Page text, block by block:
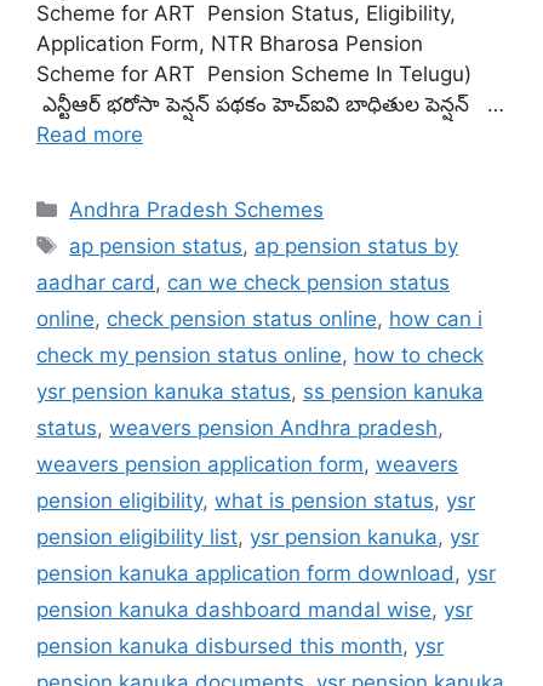
Scheme for ART Pension Status, Eligibility,
Application Form, NTR Bharosa Pension
Scheme for ART Pension Scheme In Telugu)
ఎన్టీఆర్ భరోసా పెన్షన్ పథకం హెచ్ఐవి బాధితుల పెన్షన్ …
Read more
Categories
Andhra Pradesh Schemes
Tags
ap pension status, ap pension status by
aadhar card, can we check pension status
online, check pension status online, how can i
check my pension status online, how to check
ysr pension kanuka status, ss pension kanuka
status, weavers pension Andhra pradesh,
weavers pension application form, weavers
pension eligibility, what is pension status, ysr
pension eligibility list, ysr pension kanuka, ysr
pension kanuka application form download, ysr
pension kanuka dashboard mandal wise, ysr
pension kanuka disbursed this month, ysr